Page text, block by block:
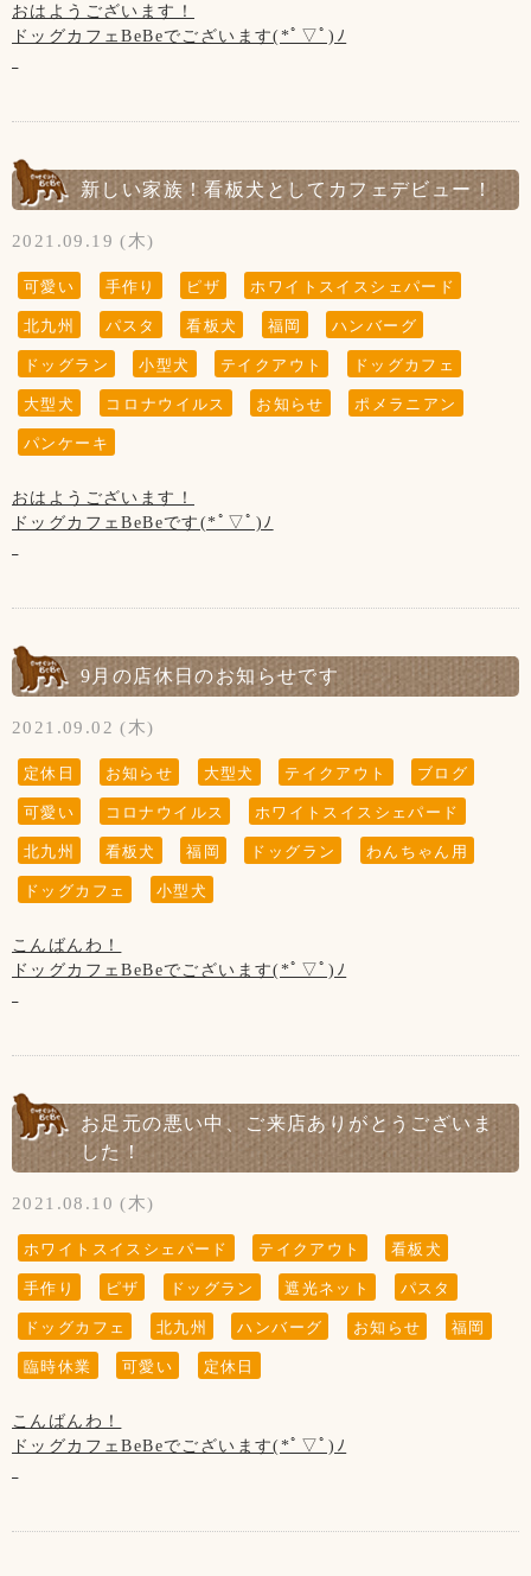
【営業時間について】
【写真について】
Upしています、お写真はトリマーが時間が空いた時に撮影さ
せて頂いております。
せんのでご了承くださいませ。
サッカー・キャッチボール・お子様だけの追いかけっこなど
はご遠慮頂きますようお願い致します。
保護者の方はわんちゃんだけでなく、お子様からも目を離さ
【新型コロナウイルス感染防止対策について】
新型コロナウイルス感染防止対策を行っております。
◆お席からは必要最低限の移動(トイレやドッグランなど)以
外はご遠慮頂きます様お願い致します。
お客様同士(わんちゃんも含む)の距離ソーシャルディスタン
◆ご入店の際は、アルコール消毒とマスクの着用(お食事の時
以外)をお願い致します。
◆ご入店の制限をさせて頂いております。(店内は4組様ま
【営業時間について】
コロナウイルス対策として時間短縮営業で11:00～19:00(L.O
18:00)とさせて頂きます。
ております。
【写真について】
Upしています、お写真はトリマーが時間が空いた時に撮影さ
せて頂いております。
ご来店頂きました全てのわんちゃん達を撮影は出来ておりま
『 当店は、看板犬と遊んだり、お散歩をするなどの"ふれあ
ドッグランはわんちゃんの遊ぶ所です。
お子様の遊ぶ所ではございません。
はご遠慮頂きますようお願い致します。
保護者の方はわんちゃんだけでなく、お子様からも目を離さ
ないようにお願い致します。
【新型コロナウイルス感染防止対策について】
新型コロナウイルス感染防止対策を行っております。
お客様の安全の為にもご協力をお願い致します。
外はご遠慮頂きます様お願い致します。
お客様同士(わんちゃんも含む)の距離ソーシャルディスタン
◆テイクアウトもございます！
◆ご入店の制限をさせて頂いております。(店内は4組様ま
お客様、わんちゃんの安全を守るためですのでご了承くださ
いませ。
コロナウイルス対策として時間短縮営業で11:00～19:00(L.O
※ドッグランのご利用は安全のため、日没までとさせて頂い
ております。
ご来店頂きました全てのわんちゃん達を撮影は出来ておりま
せんのでご了承くださいませ。
おはようございます！
ドッグカフェBeBeでございます(*ﾟ▽ﾟ)ﾉ
今までの感謝と今後もよろしくお願い致しますの気持ちを込
めまして...
本日(9日)～
◆トリミング(予約制)ご利用の方
に記念品をプレゼント致します！！
※記念品はなくなり次第終了です。
客席を減らしております。
ご来店の際は、事前に空席のご確認を
お願い致します。
【10月の店休日】
第3水曜日の20日です。
で、暫く掲載させていただきます。)
※大変残念なお知らせですが、
当店の看板犬のsunちゃん(ポメラニアン)が
2021年2月19日に13歳で虹の橋を渡りました。
ホームページやFacebookなどを見てsunちゃんに
会いに来てくださる方がいらっしゃいますが、
私共としては大切な家族で、
sunちゃんを消すという事は出来ません。
大変申し訳ございません。ご了承くださいませ※
い"の営業は行っておりませんので予めご了承下さいませ』
【お願い】
お子様の遊ぶ所ではございません。
サッカー・キャッチボール・お子様だけの追いかけっこなど
はご遠慮頂きますようお願い致します。
保護者の方はわんちゃんだけでなく、お子様からも目を離さ
【新型コロナウイルス感染防止対策について】
お客様の安全の為にもご協力をお願い致します。
◆お席からは必要最低限の移動(トイレやドッグランなど)以
お客様同士(わんちゃんも含む)の距離ソーシャルディスタン
新しい家族！看板犬としてカフェデビュー！
2021.09.19 (木)
可愛い 手作り ピザ ホワイトスイスシェパード
北九州 パスタ 看板犬 福岡 ハンバーグ
ドッグラン 小型犬 テイクアウト ドッグカフェ
大型犬 コロナウイルス お知らせ ポメラニアン
パンケーキ
おはようございます！
ドッグカフェBeBeです(*ﾟ▽ﾟ)ﾉ
カワウソ(生後1ヶ月)から
たぬき(生後2ヶ月半)になり
ただいま、猿期で毛がスカスカで
そして、やっと1㌔超えました！
まだ小さくて休憩しながらなので、
カフェにいない時もございますが
【9月の店休日】
第3水曜日の15日と、
第4水曜日の22日です※23日(祝日・木)の振替休日
で、暫く掲載させていただきます。)
※大変残念なお知らせですが、
当店の看板犬のsunちゃん(ポメラニアン)が
2021年2月19日に13歳で虹の橋を渡りました。
会いに来てくださる方がいらっしゃいますが、
私共としては大切な家族で、
ホームページなどの画面から
sunちゃんを消すという事は出来ません。
大変申し訳ございません。ご了承くださいませ※
『 当店は、看板犬と遊んだり、お散歩をするなどの"ふれあ
9月の店休日のお知らせです
2021.09.02 (木)
定休日 お知らせ 大型犬 テイクアウト ブログ
可愛い コロナウイルス ホワイトスイスシェパード
北九州 看板犬 福岡 ドッグラン わんちゃん用
ドッグカフェ 小型犬
こんばんわ！
ドッグカフェBeBeでございます(*ﾟ▽ﾟ)ﾉ
ルナちゃんは8月21日がお誕生日でした！
おめでとうございます✩°｡⋆⸜(* ॑꒳ ॑* )⸝
9月始まりました！
まだまだ暑い日が続きますし、
皆様、お体に気をつけてお過ごしくださいませ！
【9月の店休日】
2日、9日、16日、30日の木曜日と
第3水曜日の15日と、
第4水曜日の22日です※23日(祝日・木)の振替休日
お足元の悪い中、ご来店ありがとうございま
した！
2021.08.10 (木)
ホワイトスイスシェパード テイクアウト 看板犬
手作り ピザ ドッグラン 遮光ネット パスタ
ドッグカフェ 北九州 ハンバーグ お知らせ 福岡
臨時休業 可愛い 定休日
こんばんわ！
ドッグカフェBeBeでございます(*ﾟ▽ﾟ)ﾉ